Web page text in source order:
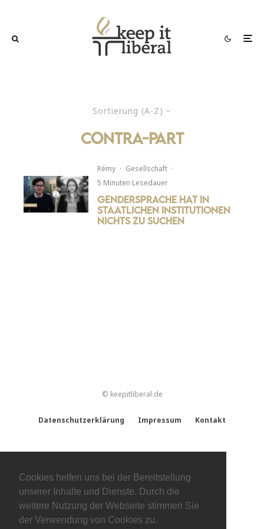
Cookies helfen uns bei der Bereitstellung
unserer Inhalte und Dienste. Durch die
weitere Nutzung der Webseite stimmen Sie
der Verwendung von Cookies zu.
Sortierung (A-Z)
contra-part
Rémy · Gesellschaft ·
5 Minuten Lesedauer
Gendersprache hat in
staatlichen Institutionen
nichts zu suchen
© keepitliberal.de
Datenschutzerklärung Impressum Kontakt